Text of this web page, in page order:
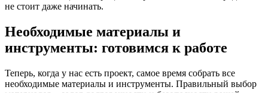
не стоит даже начинать.
Необходимые материалы и
инструменты: готовимся к работе
Теперь, когда у нас есть проект, самое время собрать все
необходимые материалы и инструменты. Правильный выбор